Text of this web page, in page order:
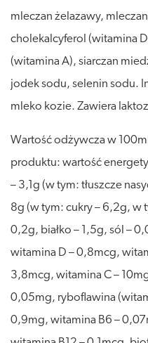
mleczan żelazawy,
cholekalcyferol (witamina
(witamina A), siarczan
jodek sodu, selenin sodu.
mleko kozie. Zawiera
Wartość odżywcza w
produktu: wartość
– 3,1g (w tym: tłuszcze
8g (w tym: cukry – 6,2g, w
0,2g, białko – 1,5g, sól –
witamina D – 0,8mcg,
3,8mcg, witamina C –
0,05mg, ryboflawina
0,9mg, witamina B6 –